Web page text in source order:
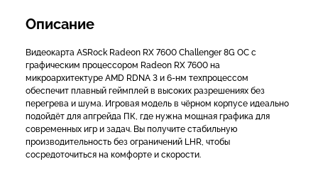
Описание
Видеокарта ASRock Radeon RX 7600 Challenger 8G OC с
графическим процессором Radeon RX 7600 на
микроархитектуре AMD RDNA 3 и 6-нм техпроцессом
обеспечит плавный геймплей в высоких разрешениях без
перегрева и шума. Игровая модель в чёрном корпусе идеально
подойдёт для апгрейда ПК, где нужна мощная графика для
современных игр и задач. Вы получите стабильную
производительность без ограничений LHR, чтобы
сосредоточиться на комфорте и скорости.